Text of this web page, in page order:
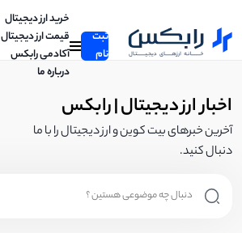
ثبت
نام
خرید ارز دیجیتال
قیمت ارز دیجیتال
آکادمی رابکس
درباره ما
اخبار ارز دیجیتال | رابکس
آخرین خبرهای بیت کوین و ارز دیجیتال را با ما
دنبال کنید.